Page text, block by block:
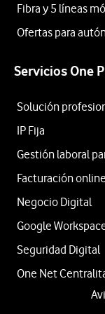
estrena?
modelo
smartphone
que
entregar
Buscar
Buscar
Fibra y 5 líneas
Ofertas para
Servicios One
Solución
IP Fija
Gestión laboral
Facturación online
Negocio Digital
Google
Seguridad Digital
One Net